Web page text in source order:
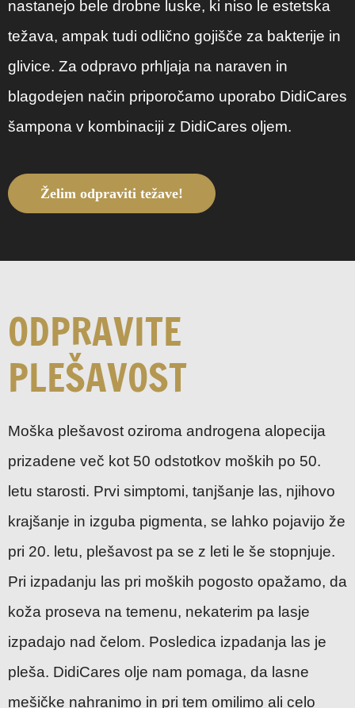
nastanejo bele drobne luske, ki niso le estetska
težava, ampak tudi odlično gojišče za bakterije in
glivice. Za odpravo prhljaja na naraven in
blagodejen način priporočamo uporabo DidiCares
šampona v kombinaciji z DidiCares oljem.
Želim odpraviti težave!
ODPRAVITE
PLEŠAVOST
Moška plešavost oziroma androgena alopecija
prizadene več kot 50 odstotkov moških po 50.
letu starosti. Prvi simptomi, tanjšanje las, njihovo
krajšanje in izguba pigmenta, se lahko pojavijo že
pri 20. letu, plešavost pa se z leti le še stopnjuje.
Pri izpadanju las pri moških pogosto opažamo, da
koža proseva na temenu, nekaterim pa lasje
izpadajo nad čelom. Posledica izpadanja las je
pleša. DidiCares olje nam pomaga, da lasne
mešičke nahranimo in pri tem omilimo ali celo